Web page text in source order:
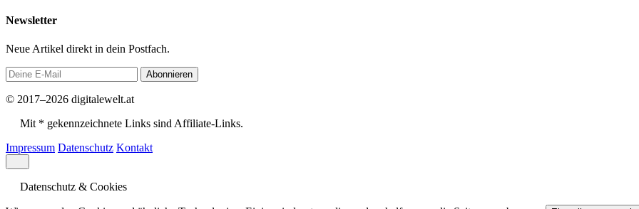
Newsletter
Neue Artikel direkt in dein Postfach.
Abonnieren
© 2017–2026 digitalewelt.at
Mit * gekennzeichnete Links sind Affiliate-Links.
Impressum Datenschutz Kontakt
Datenschutz & Cookies